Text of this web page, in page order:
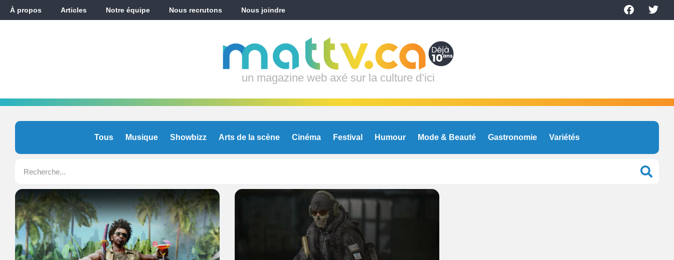
À propos Articles Notre équipe Nous recrutons Nous joindre
un magazine web axé sur la culture d’ici
Tous Musique Showbizz Arts de la scène Cinéma Festival Humour Mode & Beauté Gastronomie Variétés